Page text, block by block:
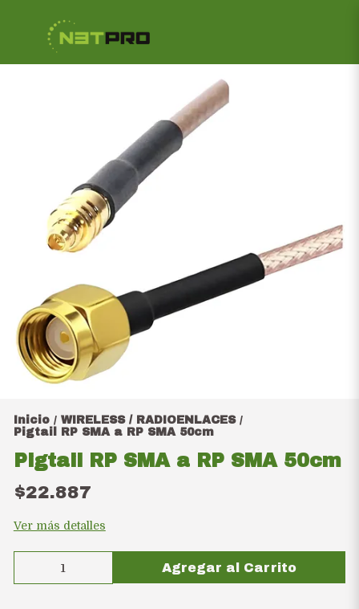
Inicio / WIRELESS / RADIOENLACES /
Pigtail RP SMA a RP SMA 50cm
Pigtail RP SMA a RP SMA 50cm
$22.887
Ver más detalles
Agregar al Carrito